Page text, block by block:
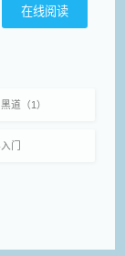
在线阅读
道（1）
门